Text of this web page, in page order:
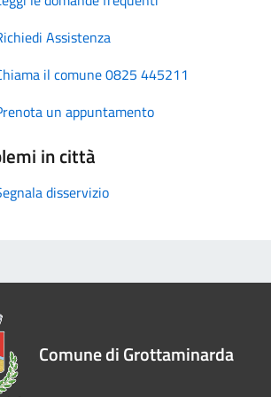
Assistenza
il comune 0825 445211
un appuntamento
in città
disservizio
Comune di Grottaminarda